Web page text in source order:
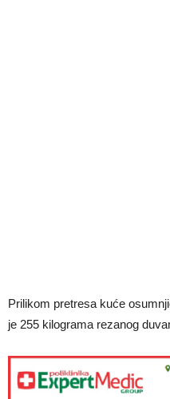
Prilikom pretresa kuće
je 255 kilograma rezanog